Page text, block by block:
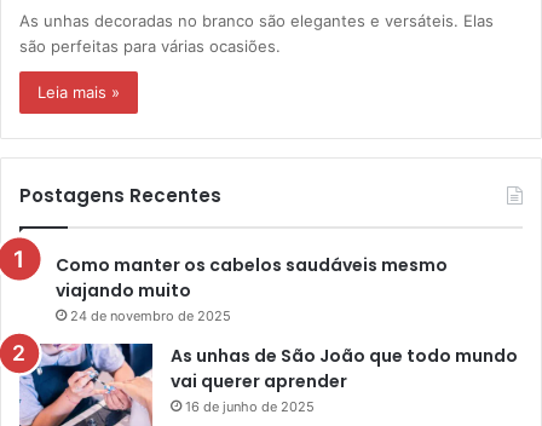
As unhas decoradas no branco são elegantes e versáteis. Elas
são perfeitas para várias ocasiões.
Leia mais »
Postagens Recentes
Como manter os cabelos saudáveis mesmo
viajando muito
24 de novembro de 2025
As unhas de São João que todo mundo
vai querer aprender
16 de junho de 2025